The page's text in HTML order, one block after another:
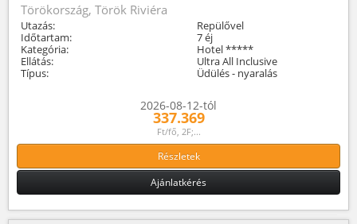
Törökország, Török Riviéra
Utazás:
Repülővel
Időtartam:
7 éj
Kategória:
Hotel *****
Ellátás:
Ultra All Inclusive
Típus:
Üdülés - nyaralás
2026-08-12-tól
337.369
Ft/fő, 2F;...
Részletek
Ajánlatkérés